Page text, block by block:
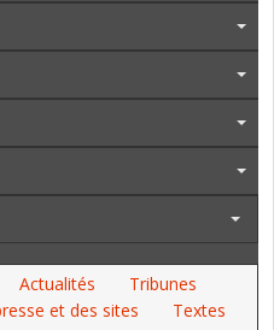
Actualités
Tribunes
et des sites
Textes